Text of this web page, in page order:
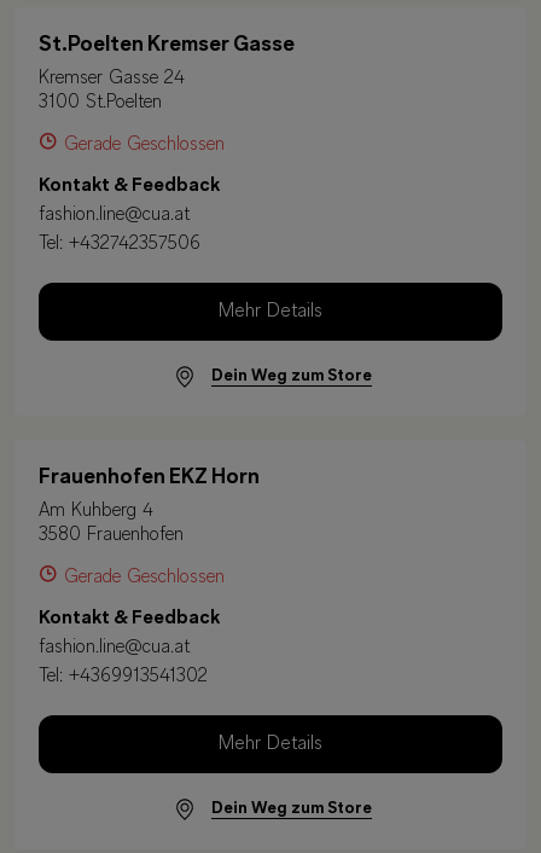
St.Poelten Kremser Gasse
Kremser Gasse 24
3100 St.Poelten
Gerade Geschlossen
Kontakt & Feedback
fashion.line@cua.at
Tel: +432742357506
Mehr Details
Dein Weg zum Store
Frauenhofen EKZ Horn
Am Kuhberg 4
3580 Frauenhofen
Gerade Geschlossen
Kontakt & Feedback
fashion.line@cua.at
Tel: +4369913541302
Mehr Details
Dein Weg zum Store